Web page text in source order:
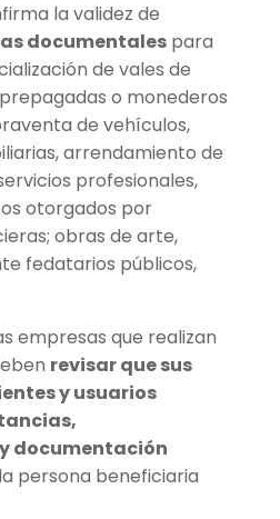
la validez de
documentalespara
de vales de
o monederos
de vehículos,
arrendamiento de
profesionales,
otorgados por
obras de arte,
fedatarios públicos,
empresas que realizan
revisar que sus
y usuarios
documentación
persona beneficiaria